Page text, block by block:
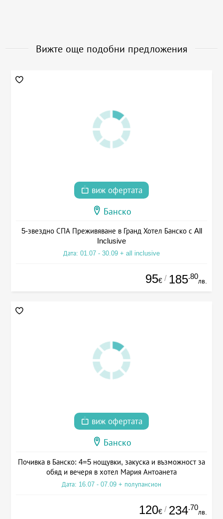
Вижте още подобни предложения
виж офертата
Банско
5-звездно СПА Преживяване в Гранд Хотел Банско с All
Inclusive
Дата: 01.07 - 30.09 + all inclusive
95€ / 185.80
лв.
виж офертата
Банско
Почивка в Банско: 4=5 нощувки, закуска и възможност за
обяд и вечеря в хотел Мария Антоанета
Дата: 16.07 - 07.09 + полупансион
120€ / 234.70
лв.